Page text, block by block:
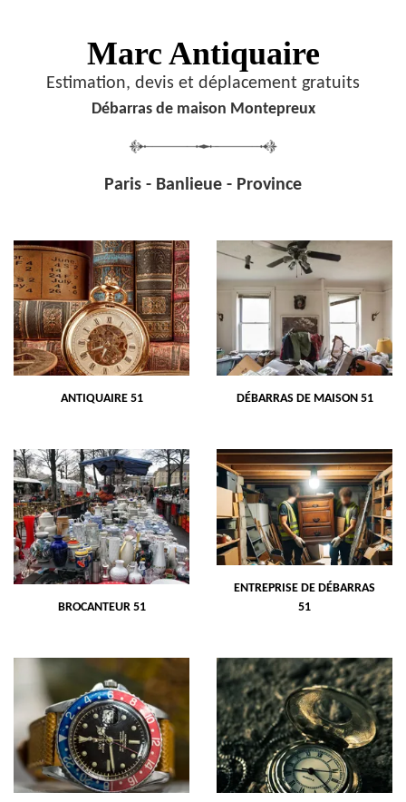
Marc Antiquaire
Estimation, devis et déplacement gratuits
Débarras de maison Montepreux
Paris - Banlieue - Province
ANTIQUAIRE 51 DÉBARRAS DE MAISON 51
BROCANTEUR 51
ENTREPRISE DE DÉBARRAS
51